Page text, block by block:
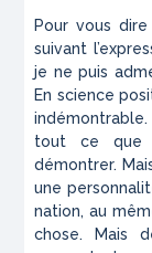
Pour vous
suivant
je ne puis
En science
tout ce que
démontrer.
une
nation, au
chose. Mais